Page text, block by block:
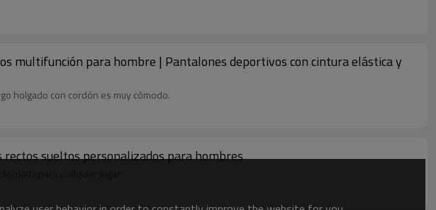
multifunción para hombre | Pantalones deportivos con cintura elástica y
holgado con cordón es muy cómodo.
sueltos personalizados para hombres